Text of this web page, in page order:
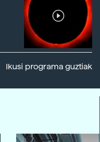
Ikusi programa guztiak